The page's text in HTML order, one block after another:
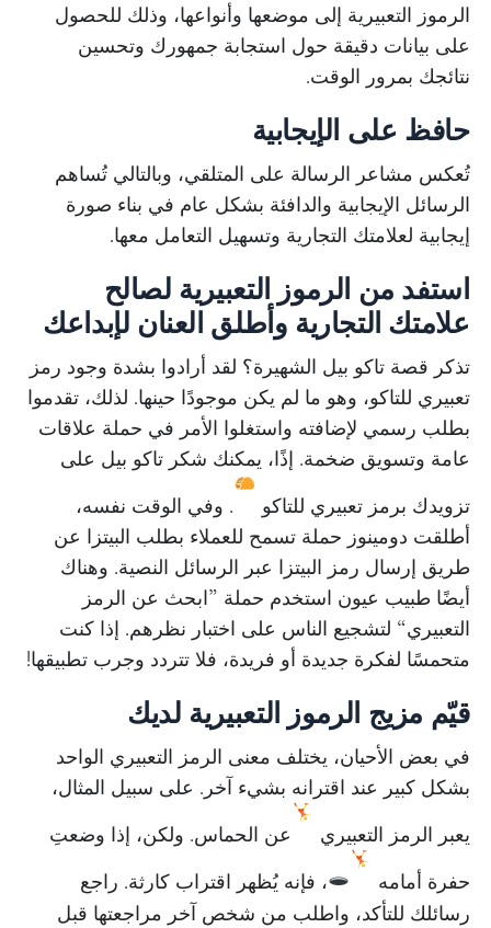
الرموز التعبيرية إلى موضعها وأنواعها، وذلك للحصول
على بيانات دقيقة حول استجابة جمهورك وتحسين
نتائجك بمرور الوقت.
حافظ على الإيجابية
تُعكس مشاعر الرسالة على المتلقي، وبالتالي تُساهم
الرسائل الإيجابية والدافئة بشكل عام في بناء صورة
إيجابية لعلامتك التجارية وتسهيل التعامل معها.
استفد من الرموز التعبيرية لصالح
علامتك التجارية وأطلق العنان لإبداعك
تذكر قصة تاكو بيل الشهيرة؟ لقد أرادوا بشدة وجود رمز
تعبيري للتاكو، وهو ما لم يكن موجودًا حينها. لذلك، تقدموا
بطلب رسمي لإضافته واستغلوا الأمر في حملة علاقات
عامة وتسويق ضخمة. إذًا، يمكنك شكر تاكو بيل على
تزويدك برمز تعبيري للتاكو
. وفي الوقت نفسه،
أطلقت دومينوز حملة تسمح للعملاء بطلب البيتزا عن
طريق إرسال رمز البيتزا عبر الرسائل النصية. وهناك
أيضًا طبيب عيون استخدم حملة ”ابحث عن الرمز
التعبيري“ لتشجيع الناس على اختبار نظرهم. إذا كنت
متحمسًا لفكرة جديدة أو فريدة، فلا تتردد وجرب تطبيقها!
قيّم مزيج الرموز التعبيرية لديك
في بعض الأحيان، يختلف معنى الرمز التعبيري الواحد
بشكل كبير عند اقترانه بشيء آخر. على سبيل المثال،
يعبر الرمز التعبيري
عن الحماس. ولكن، إذا وضعتِ
حفرة أمامه
، فإنه يُظهر اقتراب كارثة. راجع
رسائلك للتأكد، واطلب من شخص آخر مراجعتها قبل